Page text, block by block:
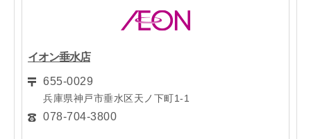
イオン垂水店
655-0029
兵庫県神戸市垂水区天ノ下町1-1
078-704-3800